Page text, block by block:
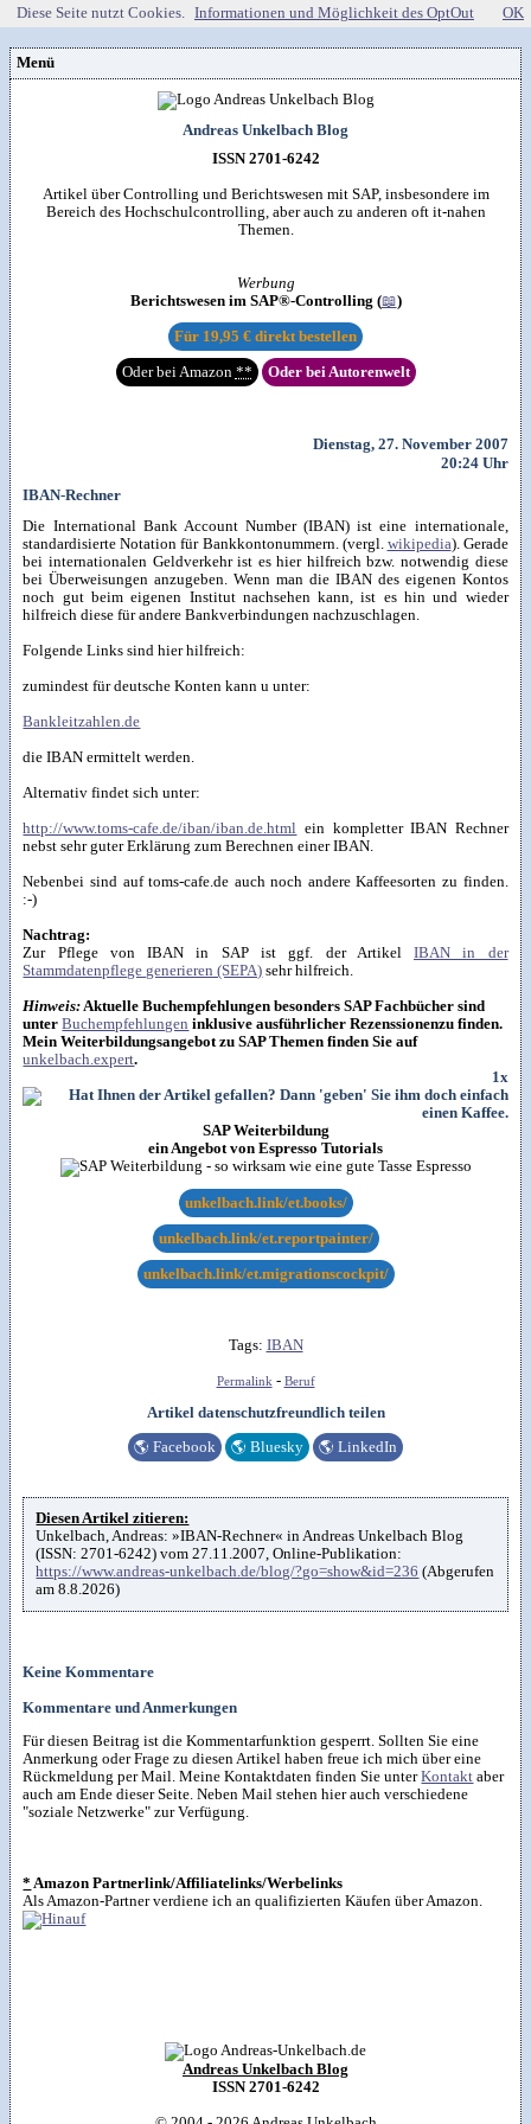
Menü
unkelbach.expert
Internet (149)
Office (90)
Apps für Android
Webempfehlungen
Workshop & Seminar
Autorenleben
Weitere Projekte
Datenschutzerklärung
Andreas Unkelbach Blog
ISSN 2701-6242
Artikel über Controlling und Berichtswesen mit SAP, insbesondere im
Bereich des Hochschulcontrolling, aber auch zu anderen oft it-nahen
Themen.
Werbung
Berichtswesen im SAP®-Controlling (📖)
Für 19,95 € direkt bestellen
Oder bei Amazon ** Oder bei Autorenwelt
Dienstag, 27. November 2007
20:24 Uhr
IBAN-Rechner
Die International Bank Account Number (IBAN) ist eine internationale,
standardisierte Notation für Bankkontonummern. (vergl. wikipedia). Gerade
bei internationalen Geldverkehr ist es hier hilfreich bzw. notwendig diese
bei Überweisungen anzugeben. Wenn man die IBAN des eigenen Kontos
noch gut beim eigenen Institut nachsehen kann, ist es hin und wieder
hilfreich diese für andere Bankverbindungen nachzuschlagen.
Folgende Links sind hier hilfreich:
zumindest für deutsche Konten kann u unter:
Bankleitzahlen.de
die IBAN ermittelt werden.
Alternativ findet sich unter:
http://www.toms-cafe.de/iban/iban.de.html ein kompletter IBAN Rechner
nebst sehr guter Erklärung zum Berechnen einer IBAN.
Nebenbei sind auf toms-cafe.de auch noch andere Kaffeesorten zu finden.
:-)
Nachtrag:
Zur Pflege von IBAN in SAP ist ggf. der ArtikelIBAN in der
Stammdatenpflege generieren (SEPA) sehr hilfreich.
Hinweis:Aktuelle Buchempfehlungen besonders SAP Fachbücher sind
unterBuchempfehlungen inklusive ausführlicher Rezenssionenzu finden.
Mein Weiterbildungsangebot zu SAP Themen finden Sie auf
unkelbach.expert.
1x
SAP Weiterbildung
ein Angebot von Espresso Tutorials
unkelbach.link/et.books/
unkelbach.link/et.reportpainter/
unkelbach.link/et.migrationscockpit/
Tags: IBAN
Permalink- Beruf
Artikel datenschutzfreundlich teilen
🌎 Facebook 🌎 Bluesky 🌎 LinkedIn
Diesen Artikel zitieren:
Unkelbach, Andreas: »IBAN-Rechner« in Andreas Unkelbach Blog
(ISSN: 2701-6242) vom 27.11.2007, Online-Publikation:
https://www.andreas-unkelbach.de/blog/?go=show&id=236 (Abgerufen
am 8.8.2026)
Keine Kommentare
Kommentare und Anmerkungen
Für diesen Beitrag ist die Kommentarfunktion gesperrt. Sollten Sie eine
Anmerkung oder Frage zu diesen Artikel haben freue ich mich über eine
Rückmeldung per Mail. Meine Kontaktdaten finden Sie unterKontakt aber
auch am Ende dieser Seite. Neben Mail stehen hier auch verschiedene
"soziale Netzwerke" zur Verfügung.
* Amazon Partnerlink/Affiliatelinks/Werbelinks
Als Amazon-Partner verdiene ich an qualifizierten Käufen über Amazon.
Andreas Unkelbach Blog
ISSN 2701-6242
Diese Seite nutzt Cookies. Informationen und Möglichkeit des OptOut OK